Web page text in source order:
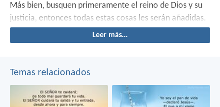
Más bien, busquen primeramente el reino de Dios y su
justicia, entonces todas estas cosas les serán añadidas.
Leer más...
Temas relacionados